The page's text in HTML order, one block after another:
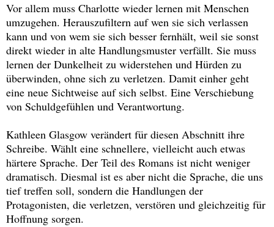
Vor allem muss Charlotte wieder lernen mit Menschen
umzugehen. Herauszufiltern auf wen sie sich verlassen
kann und von wem sie sich besser fernhält, weil sie sonst
direkt wieder in alte Handlungsmuster verfällt. Sie muss
lernen der Dunkelheit zu widerstehen und Hürden zu
überwinden, ohne sich zu verletzen. Damit einher geht
eine neue Sichtweise auf sich selbst. Eine Verschiebung
von Schuldgefühlen und Verantwortung.
Kathleen Glasgow verändert für diesen Abschnitt ihre
Schreibe. Wählt eine schnellere, vielleicht auch etwas
härtere Sprache. Der Teil des Romans ist nicht weniger
dramatisch. Diesmal ist es aber nicht die Sprache, die uns
tief treffen soll, sondern die Handlungen der
Protagonisten, die verletzen, verstören und gleichzeitig für
Hoffnung sorgen.